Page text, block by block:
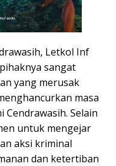
Letkol Inf
sangat
yang merusak
masa
Cendrawasih. Selain
untuk mengejar
aksi kriminal
dan ketertiban